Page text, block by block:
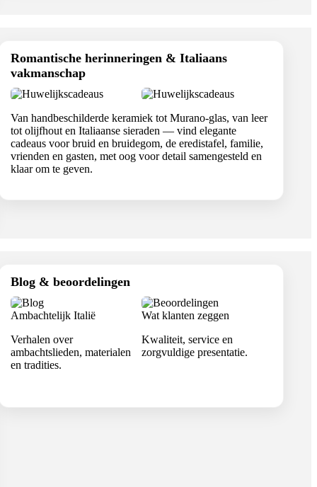
Romantische herinneringen & Italiaans
vakmanschap
Van handbeschilderde keramiek tot Murano-glas, van leer
tot olijfhout en Italiaanse sieraden — vind elegante
cadeaus voor bruid en bruidegom, de eredistafel, familie,
vrienden en gasten, met oog voor detail samengesteld en
klaar om te geven.
Blog & beoordelingen
Ambachtelijk Italië
Verhalen over
ambachtslieden, materialen
en tradities.
Wat klanten zeggen
Kwaliteit, service en
zorgvuldige presentatie.